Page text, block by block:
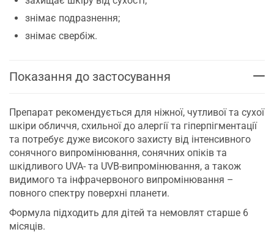
знімає подразнення;
знімає свербіж.
Показання до застосування
Препарат рекомендується для ніжної, чутливої та сухої
шкіри обличчя, схильної до алергії та гіперпігментації
та потребує дуже високого захисту від інтенсивного
сонячного випромінювання, сонячних опіків та
шкідливого UVA- та UVB-випромінювання, а також
видимого та інфрачервоного випромінювання –
повного спектру поверхні планети.
Формула підходить для дітей та немовлят старше 6
місяців.